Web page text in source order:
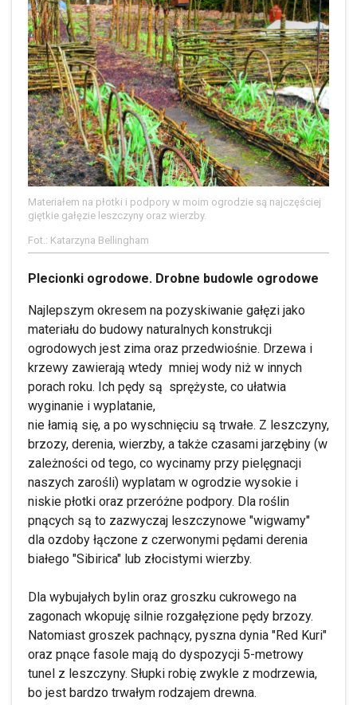
Materiałem na płotki i podpory w moim ogrodzie są najczęściej
giętkie gałęzie leszczyny oraz wierzby.
Fot.: Katarzyna Bellingham
Plecionki ogrodowe. Drobne budowle ogrodowe
Najlepszym okresem na pozyskiwanie gałęzi jako
materiału do budowy naturalnych konstrukcji
ogrodowych jest zima oraz przedwiośnie. Drzewa i
krzewy zawierają wtedy mniej wody niż w innych
porach roku. Ich pędy są sprężyste, co ułatwia
wyginanie i wyplatanie,
nie łamią się, a po wyschnięciu są trwałe. Z leszczyny,
brzozy, derenia, wierzby, a także czasami jarzębiny (w
zależności od tego, co wycinamy przy pielęgnacji
naszych zarośli) wyplatam w ogrodzie wysokie i
niskie płotki oraz przeróżne podpory. Dla roślin
pnących są to zazwyczaj leszczynowe "wigwamy"
dla ozdoby łączone z czerwonymi pędami derenia
białego "Sibirica" lub złocistymi wierzby.
Dla wybujałych bylin oraz groszku cukrowego na
zagonach wkopuję silnie rozgałęzione pędy brzozy.
Natomiast groszek pachnący, pyszna dynia "Red Kuri"
oraz pnące fasole mają do dyspozycji 5-metrowy
tunel z leszczyny. Słupki robię zwykle z modrzewia,
bo jest bardzo trwałym rodzajem drewna.